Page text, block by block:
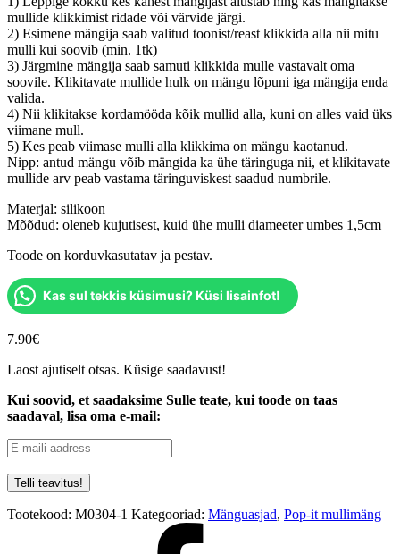
mullide klikkimist ridade või värvide järgi.
2) Esimene mängija saab valitud toonist/reast klikkida alla nii mitu
mulli kui soovib (min. 1tk)
3) Järgmine mängija saab samuti klikkida mulle vastavalt oma
soovile. Klikitavate mullide hulk on mängu lõpuni iga mängija enda
valida.
4) Nii klikitakse kordamööda kõik mullid alla, kuni on alles vaid üks
viimane mull.
5) Kes peab viimase mulli alla klikkima on mängu kaotanud.
Nipp: antud mängu võib mängida ka ühe täringuga nii, et klikitavate
mullide arv peab vastama täringuviskest saadud numbrile.
Materjal: silikoon
Mõõdud: oleneb kujutisest, kuid ühe mulli diameeter umbes 1,5cm
Toode on korduvkasutatav ja pestav.
Kas sul tekkis küsimusi? Küsi lisainfot!
7.90€
Laost ajutiselt otsas. Küsige saadavust!
Kui soovid, et saadaksime Sulle teate, kui toode on taas
saadaval, lisa oma e-mail:
Tootekood: M0304-1 Kategooriad: Mänguasjad, Pop-it mullimäng